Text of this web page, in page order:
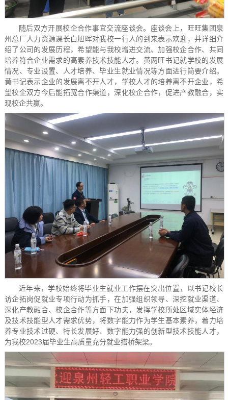
随后双方开展校企合作事宜交流座谈会。座谈会上，旺旺集团泉
州总厂人力资源课长白旭晖对我校一行人的到来表示欢迎，并详细介
绍了公司的发展历程，希望能与我校增进交流、加强校企合作、共同
培养符合企业需求的高素养技术技能人才。黄两旺书记就学校的发展
情况、专业设置、人才培养、毕业生就业情况等方面进行简要介绍。
黄书记表示企业的发展离不开人才，学校人才的培养离不开企业，希
望校企双方今后能拓宽合作渠道，深化校企合作，促进产教融合，实
现校企共赢。
近年来，学校始终将毕业生就业工作摆在突出位置，以书记校长
访企拓岗促就业专项行动为抓手，在加强组织领导、深挖就业渠道、
深化产教融合、校企合作等方面下功夫，发挥学校所处区域实体经济
及技术技能型人才需求优势，将数字能力作为学生基本素养，着力培
养专业技术过硬、特长发展好、数字能力强的创新型技术技能人才，
为我校2023届毕业生高质量充分就业搭桥架梁。